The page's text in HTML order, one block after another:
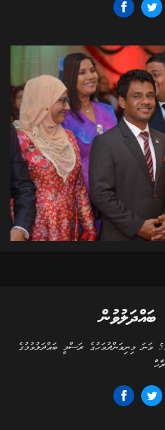
25 ޖުލައި 2018: ދިވެހި ރާއްޖޭގެ 53 ވަނަ މިނިވަންދުވަހުގެ ރަސްމީ ބައްދަލުވުމުގެ